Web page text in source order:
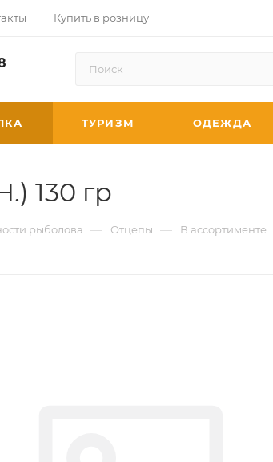
Купить в розницу
ТУРИЗМ ОДЕЖДА
130 гр
рыболова — Отцепы — В ассортименте